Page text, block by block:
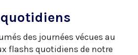
des journées vécues au
flashs quotidiens de notre